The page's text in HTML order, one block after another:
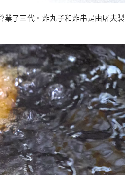
業了三代。炸丸子和炸串是由屠夫製